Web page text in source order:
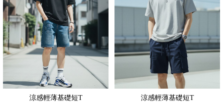
涼感輕薄基礎短T 涼感輕薄基礎短T